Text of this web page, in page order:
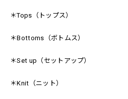
＊Tops（トップス）
＊Bottoms（ボトムス）
＊Set up（セットアップ）
＊Knit（ニット）